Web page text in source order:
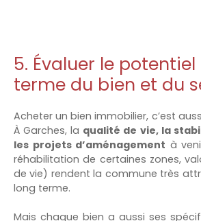
5. Évaluer le
terme du bien et du
Acheter un bien immobilier, c’est
À Garches, la qualité de vie, la
les projets d’aménagement à
réhabilitation de certaines zones,
de vie) rendent la commune très
long terme.
Mais chaque bien a aussi ses